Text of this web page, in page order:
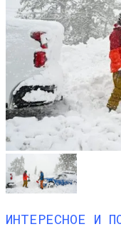
ИНТЕРЕСНОЕ И